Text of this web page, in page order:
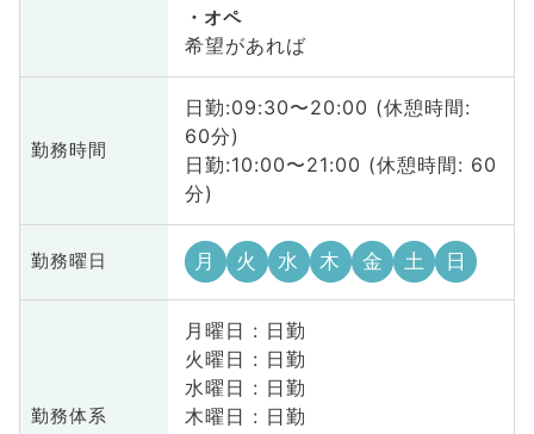
オペ
希望があれば
勤務時間
日勤:09:30〜20:00 (休憩時間:
60分)
日勤:10:00〜21:00 (休憩時間: 60
分)
勤務曜日 月 火 水 木 金 土 日
勤務体系
月曜日 : 日勤
火曜日 : 日勤
水曜日 : 日勤
木曜日 : 日勤